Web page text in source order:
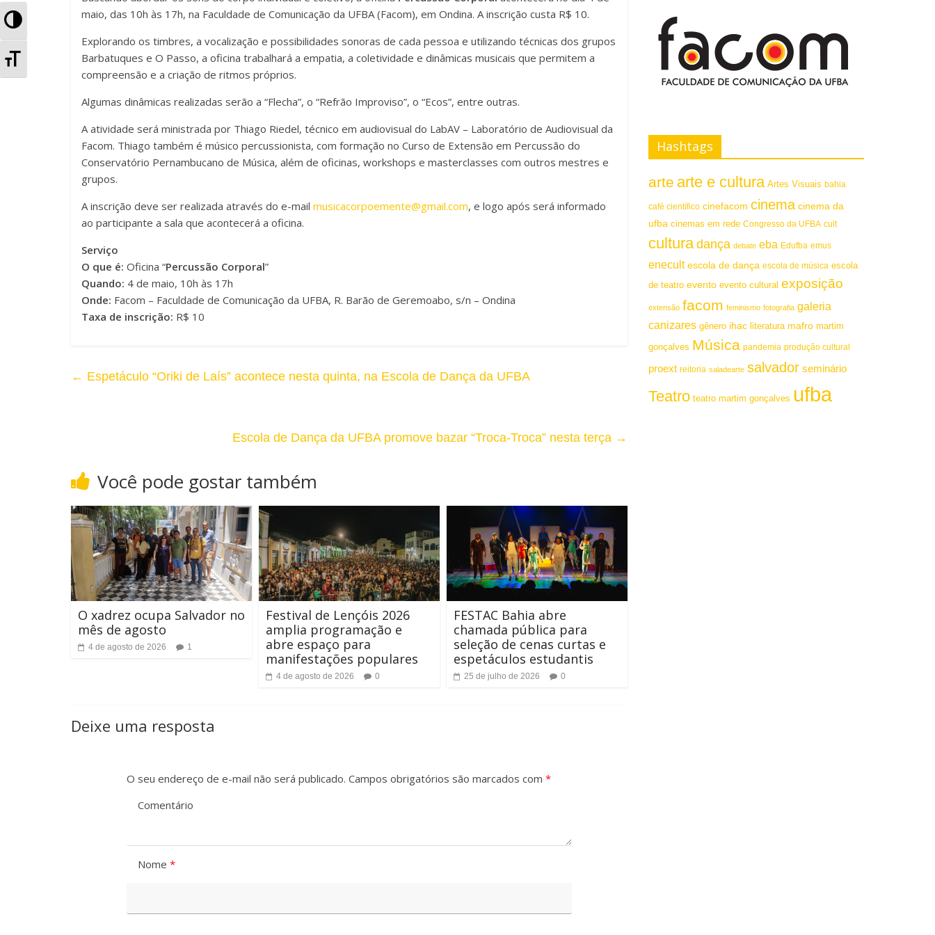
A
t
A
o
o
k
p
p
til
h
ar
maio, das 10h às 17h, na Faculdade de Comunicação da UFBA (Facom), em Ondina. A inscrição custa R$ 10.
Explorando os timbres, a vocalização e possibilidades sonoras de cada pessoa e utilizando técnicas dos grupos
Barbatuques e O Passo, a oficina trabalhará a empatia, a coletividade e dinâmicas musicais que permitem a
compreensão e a criação de ritmos próprios.
Algumas dinâmicas realizadas serão a “Flecha”, o “Refrão Improviso”, o “Ecos”, entre outras.
A atividade será ministrada por Thiago Riedel, técnico em audiovisual do LabAV – Laboratório de Audiovisual da
Facom. Thiago também é músico percussionista, com formação no Curso de Extensão em Percussão do
Conservatório Pernambucano de Música, além de oficinas, workshops e masterclasses com outros mestres e
grupos.
A inscrição deve ser realizada através do e-mail musicacorpoemente@gmail.com, e logo após será informado
ao participante a sala que acontecerá a oficina.
Serviço
O que é: Oficina “Percussão Corporal”
Quando: 4 de maio, 10h às 17h
Onde: Facom – Faculdade de Comunicação da UFBA, R. Barão de Geremoabo, s/n – Ondina
Taxa de inscrição: R$ 10
← Espetáculo “Oriki de Laís” acontece nesta quinta, na Escola de Dança da UFBA
Escola de Dança da UFBA promove bazar “Troca-Troca” nesta terça →
Você pode gostar também
O xadrez ocupa Salvador no
mês de agosto
4 de agosto de 2026 1
Festival de Lençóis 2026
amplia programação e
abre espaço para
manifestações populares
4 de agosto de 2026 0
FESTAC Bahia abre
chamada pública para
seleção de cenas curtas e
espetáculos estudantis
25 de julho de 2026 0
Deixe uma resposta
O seu endereço de e-mail não será publicado. Campos obrigatórios são marcados com *
Comentário
Nome *
Hashtags
arte arte e cultura Artes Visuais bahia
café científico cinefacom cinema cinema da
ufba cinemas em rede Congresso da UFBA cult
cultura dança debate eba Edufba emus
enecult escola de dança escola de música escola
de teatro evento evento cultural exposição
extensão facom feminismo fotografia galeria
canizares gênero ihac literatura mafro martim
gonçalves Música pandemia produção cultural
proext reitoria saladearte salvador seminário
Teatro teatro martim gonçalves ufba